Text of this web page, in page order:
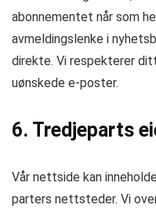
abonnementet når som
avmeldingslenke i
direkte. Vi respekterer
uønskede e-poster.
6. Tredjeparts
Vår nettside kan
parters nettsteder. Vi